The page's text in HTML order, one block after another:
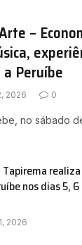
–
Peruíbe
2026 0
no sábado
nos dias 5,
2026